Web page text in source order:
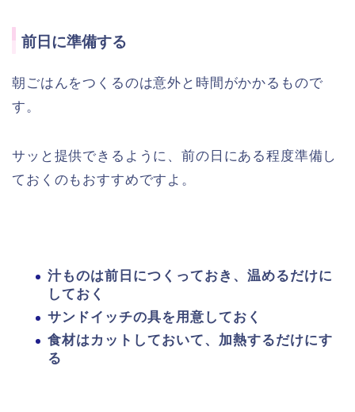
前日に準備する
朝ごはんをつくるのは意外と時間がかかるもので
す。
サッと提供できるように、前の日にある程度準備し
ておくのもおすすめですよ。
汁ものは前日につくっておき、温めるだけに
しておく
サンドイッチの具を用意しておく
食材はカットしておいて、加熱するだけにす
る